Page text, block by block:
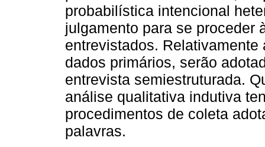
probabilística intencional
julgamento para se proceder
entrevistados.
dados primários, serão
entrevista semiestruturada.
análise qualitativa indutiva
procedimentos de coleta
palavras.